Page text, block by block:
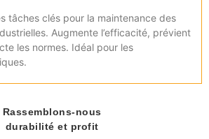
tâches clés pour la maintenance des
Augmente l’efficacité, prévient
les normes. Idéal pour les
Rassemblons-nous
durabilité et profit